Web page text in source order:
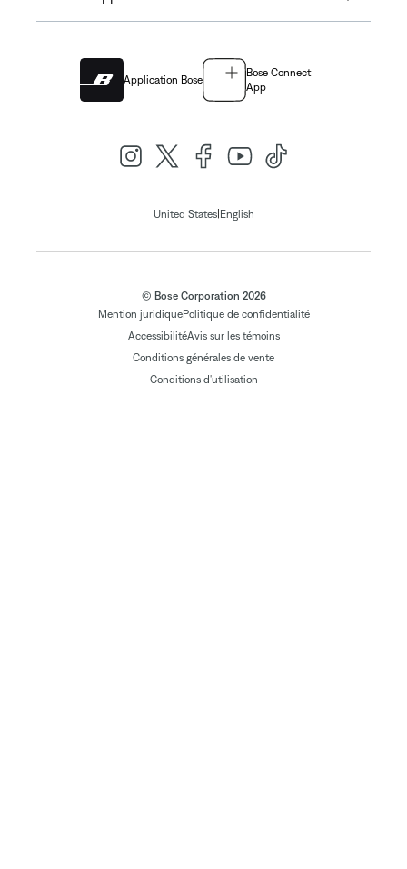
Application Bose
Bose Connect
App
United States| English
© Bose Corporation 2026
Mention juridiquePolitique de confidentialité
AccessibilitéAvis sur les témoins
Conditions générales de vente
Conditions d'utilisation